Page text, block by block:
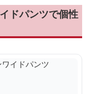
ドパンツで個性